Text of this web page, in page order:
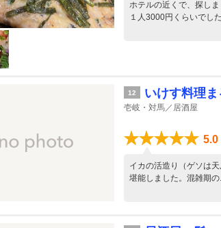
ホテルの近くで、探し
１人3000円くらいでし
12 いけす料理ま
壱岐・対馬／居酒屋
5.0
イカの活造り（ゲソは
堪能しました。混雑期の